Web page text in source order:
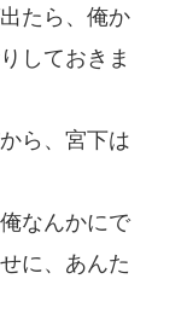
たら、俺か
しておきま
ら、宮下は
なんかにで
に、あんた